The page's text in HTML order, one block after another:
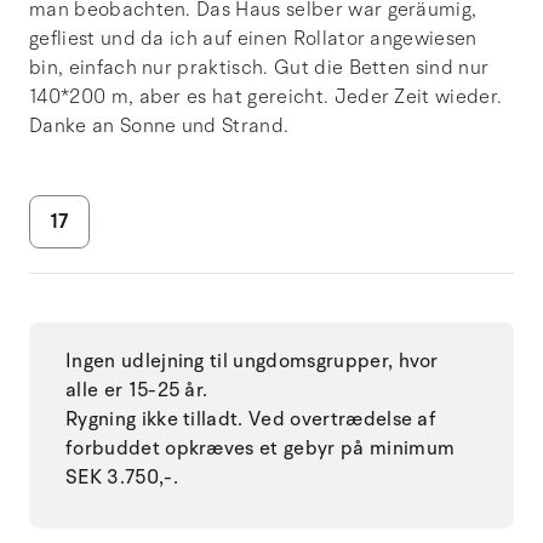
man beobachten. Das Haus selber war geräumig,
gefliest und da ich auf einen Rollator angewiesen
bin, einfach nur praktisch. Gut die Betten sind nur
140*200 m, aber es hat gereicht. Jeder Zeit wieder.
Danke an Sonne und Strand.
17
Ingen udlejning til ungdomsgrupper, hvor
alle er 15-25 år.
Rygning ikke tilladt. Ved overtrædelse af
forbuddet opkræves et gebyr på minimum
SEK 3.750,-.